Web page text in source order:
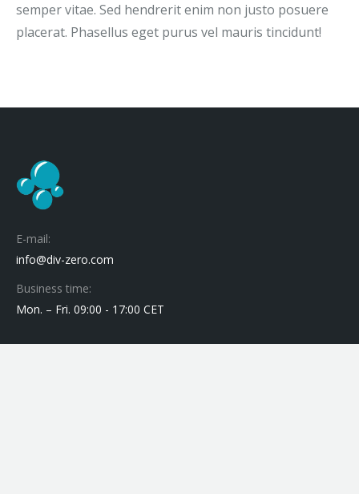
semper vitae. Sed hendrerit enim non justo posuere
placerat. Phasellus eget purus vel mauris tincidunt!
E-mail:
info@div-zero.com
Business time:
Mon. – Fri. 09:00 - 17:00 CET